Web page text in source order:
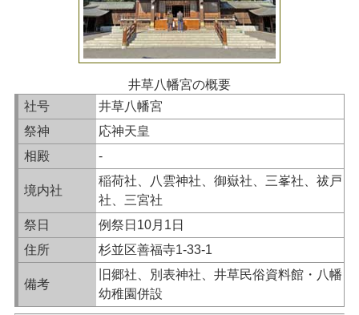
井草八幡宮の概要
社号
井草八幡宮
祭神
応神天皇
相殿
-
境内社
稲荷社、八雲神社、御嶽社、三峯社、祓戸
社、三宮社
祭日
例祭日10月1日
住所
杉並区善福寺1-33-1
備考
旧郷社、別表神社、井草民俗資料館・八幡
幼稚園併設